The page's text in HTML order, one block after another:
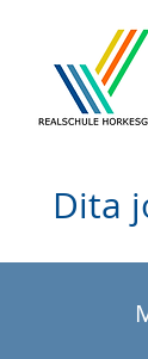
Dita